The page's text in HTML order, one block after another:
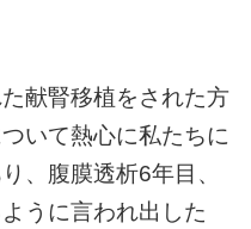
献腎移植をされた方
いて熱心に私たちに
、腹膜透析6年目、
うに言われ出した